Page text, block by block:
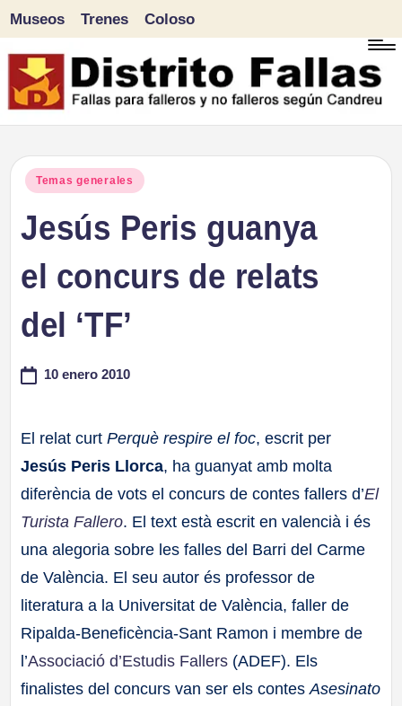
Saltar
al
Museos Trenes Coloso
Publicado
Temas generales
Jesús Peris guanya
el concurs de relats
del ‘TF’
10 enero 2010
El relat curtPerquè respire el foc, escrit per
Jesús Peris Llorca, ha guanyat amb molta
diferència de vots el concurs de contes fallers d’El
Turista Fallero. El text està escrit en valencià i és
una alegoria sobre les falles del Barri del Carme
de València. El seu autor és professor de
literatura a la Universitat de València, faller de
Ripalda-Beneficència-Sant Ramon i membre de
l’Associació d’Estudis Fallers (ADEF). Els
finalistes del concurs van ser els contesAsesinato